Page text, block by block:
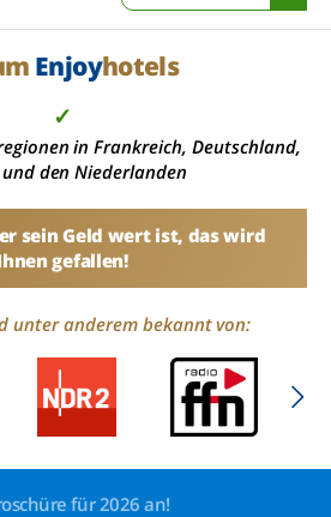
Enjoyhotels
✓
in Frankreich, Deutschland,
den Niederlanden
sein Geld wert ist, das wird
gefallen!
unter anderem bekannt von:
für 2026 an!